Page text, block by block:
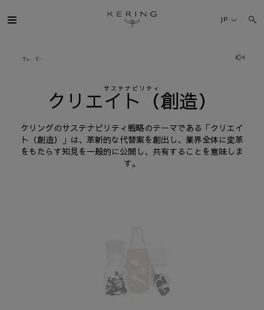
リ
造）
ブランド
人材
サステナビリティ
JP
サステナビリティ
クリエイト（創造）
ケリングのサステナビリティ戦略のテーマである「クリエイ
ト（創造）」は、革新的な代替案を創出し、業界全体に変革
をもたらす知見を一般的に公開し、共有することを意味しま
す。